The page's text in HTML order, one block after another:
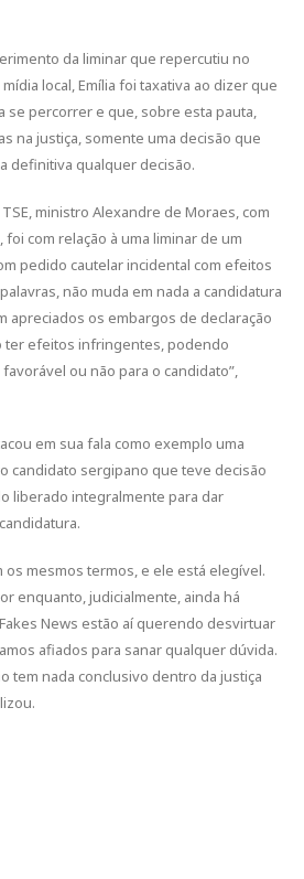
da liminar que repercutiu no
local, Emília foi taxativa ao dizer que
se percorrer e que, sobre esta pauta,
na justiça, somente uma decisão que
definitiva qualquer decisão.
ministro Alexandre de Moraes, com
com relação à uma liminar de um
pedido cautelar incidental com efeitos
não muda em nada a candidatura
apreciados os embargos de declaração
ter efeitos infringentes, podendo
ou não para o candidato”,
em sua fala como exemplo uma
candidato sergipano que teve decisão
liberado integralmente para dar
mesmos termos, e ele está elegível.
enquanto, judicialmente, ainda há
News estão aí querendo desvirtuar
afiados para sanar qualquer dúvida.
tem nada conclusivo dentro da justiça